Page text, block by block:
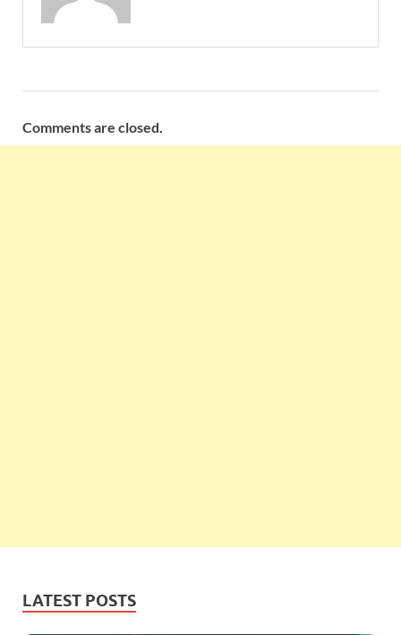
Comments are closed.
LATEST POSTS